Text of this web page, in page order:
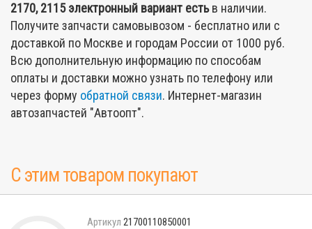
2170, 2115 электронный вариант естьв наличии.
Получите запчасти самовывозом - бесплатно или с
доставкой по Москве и городам России от 1000 руб.
Всю дополнительную информацию по способам
оплаты и доставки можно узнать по телефону или
через форму обратной связи. Интернет-магазин
автозапчастей "Автоопт".
С этим товаром покупают
21700110850001